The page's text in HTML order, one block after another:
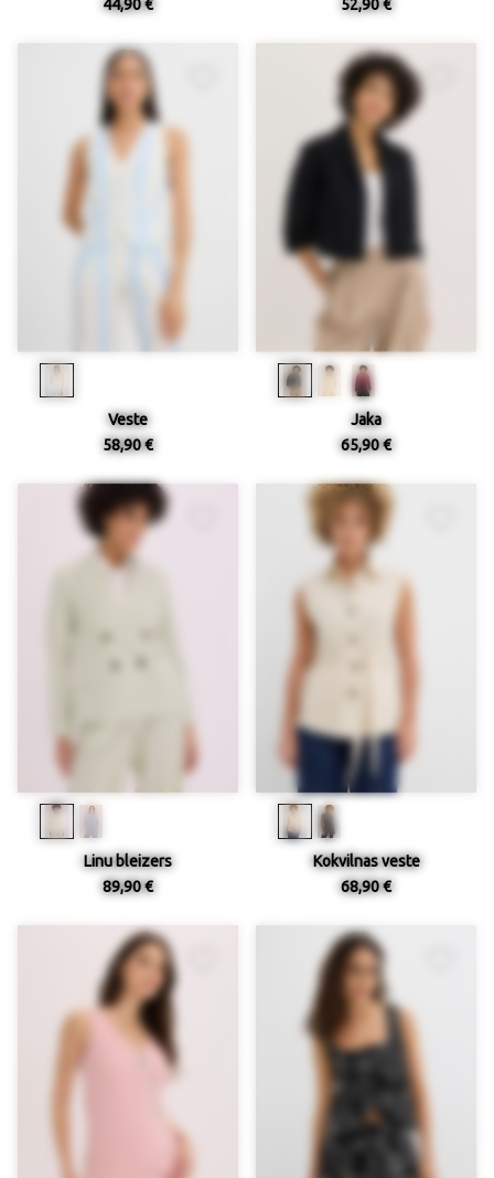
44,90 € 52,90 €
Veste
58,90 €
Jaka
65,90 €
Linu bleizers
89,90 €
Kokvilnas veste
68,90 €